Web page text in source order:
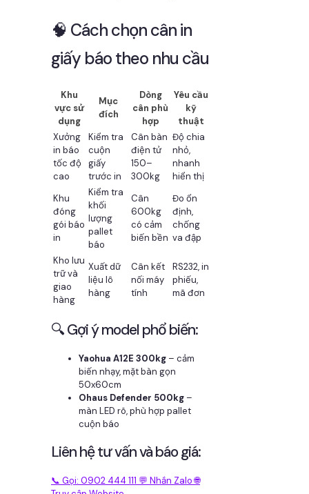
🧠 Cách chọn cân in
giấy báo theo nhu cầu
Khu
vực sử
dụng
Mục
đích
Dòng
cân phù
hợp
Yêu cầu
kỹ
thuật
Xưởng
in báo
tốc độ
cao
Kiểm tra
cuộn
giấy
trước in
Cân bàn
điện tử
150–
300kg
Độ chia
nhỏ,
nhanh
hiển thị
Khu
đóng
gói báo
in
Kiểm tra
khối
lượng
pallet
báo
Cân
600kg
có cảm
biến bền
Đo ổn
định,
chống
va đập
Kho lưu
trữ và
giao
hàng
Xuất dữ
liệu lô
hàng
Cân kết
nối máy
tính
RS232, in
phiếu,
mã đơn
🔍 Gợi ý model phổ biến:
Yaohua A12E 300kg – cảm
biến nhạy, mặt bàn gọn
50x60cm
Ohaus Defender 500kg –
màn LED rõ, phù hợp pallet
cuộn báo
Liên hệ tư vấn và báo giá:
📞 Gọi: 0902 444 111 💬 Nhắn Zalo🌐